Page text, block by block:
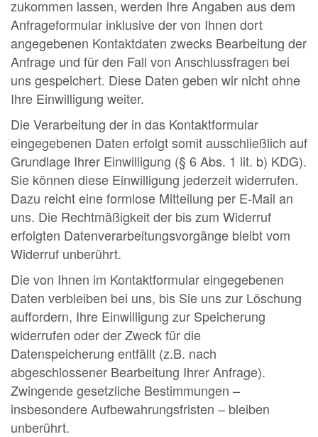
zukommen lassen, werden Ihre Angaben aus dem
Anfrageformular inklusive der von Ihnen dort
angegebenen Kontaktdaten zwecks Bearbeitung der
Anfrage und für den Fall von Anschlussfragen bei
uns gespeichert. Diese Daten geben wir nicht ohne
Ihre Einwilligung weiter.
Die Verarbeitung der in das Kontaktformular
eingegebenen Daten erfolgt somit ausschließlich auf
Grundlage Ihrer Einwilligung (§ 6 Abs. 1 lit. b) KDG).
Sie können diese Einwilligung jederzeit widerrufen.
Dazu reicht eine formlose Mitteilung per E-Mail an
uns. Die Rechtmäßigkeit der bis zum Widerruf
erfolgten Datenverarbeitungsvorgänge bleibt vom
Widerruf unberührt.
Die von Ihnen im Kontaktformular eingegebenen
Daten verbleiben bei uns, bis Sie uns zur Löschung
auffordern, Ihre Einwilligung zur Speicherung
widerrufen oder der Zweck für die
Datenspeicherung entfällt (z.B. nach
abgeschlossener Bearbeitung Ihrer Anfrage).
Zwingende gesetzliche Bestimmungen –
insbesondere Aufbewahrungsfristen – bleiben
unberührt.